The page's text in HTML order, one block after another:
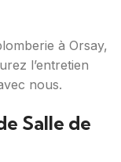
à Orsay,
l’entretien
nous.
Salle de